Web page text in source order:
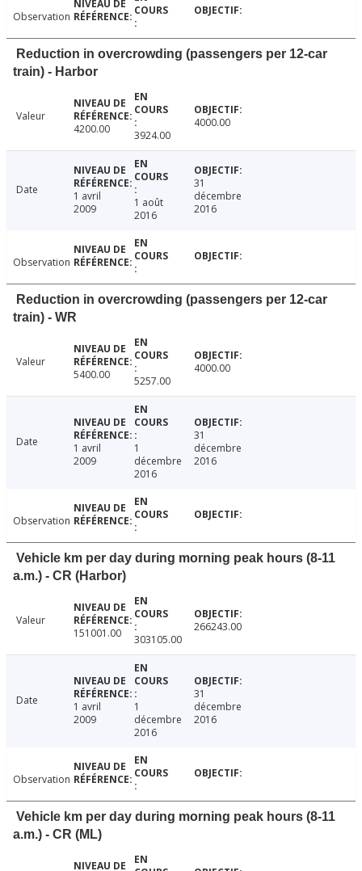
Observation
Reduction in overcrowding (passengers per 12-car
train) - Harbor
Valeur
4200.00
3924.00
4000.00
Date
1 avril
2009
1 août
2016
31
décembre
2016
Observation
Reduction in overcrowding (passengers per 12-car
train) - WR
Valeur
5400.00
5257.00
4000.00
Date
1 avril
2009
1
décembre
2016
31
décembre
2016
Observation
Vehicle km per day during morning peak hours (8-11
a.m.) - CR (Harbor)
Valeur
151001.00
303105.00
266243.00
Date
1 avril
2009
1
décembre
2016
31
décembre
2016
Observation
Vehicle km per day during morning peak hours (8-11
a.m.) - CR (ML)